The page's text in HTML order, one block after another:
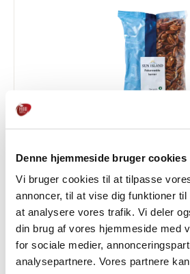
Denne hjemmeside bruger cookies
Vi bruger cookies til at tilpasse
annoncer, til at vise dig funktioner
at analysere vores trafik. Vi deler
din brug af vores hjemmeside med
for sociale medier,
analysepartnere. Vores partnere
HAVRE, NØDDER &